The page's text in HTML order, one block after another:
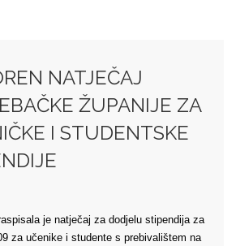
NATJEČAJ
ŽUPANIJE ZA
I STUDENTSKE
je natječaj za dodjelu stipendija za
za učenike i studente s prebivalištem na